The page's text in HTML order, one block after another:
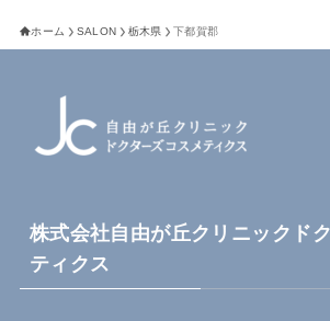
ホーム SALON 栃木県 下都賀郡
株式会社自由が丘クリニックド
ティクス